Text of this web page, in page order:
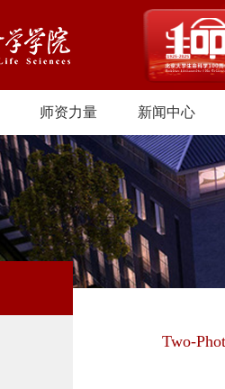
师资力量 新闻中心
Two-